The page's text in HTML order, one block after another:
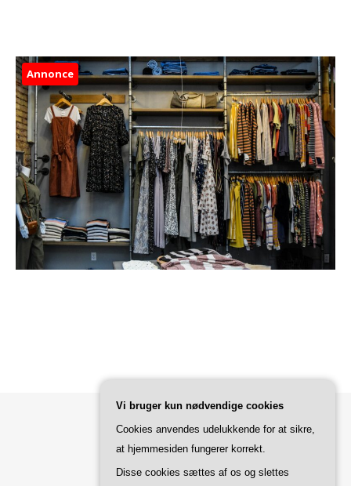
Annonce
Bard Tema afWP Royal .
Vi bruger kun nødvendige cookies
Cookies anvendes udelukkende for at sikre,
at hjemmesiden fungerer korrekt.
Disse cookies sættes af os og slettes